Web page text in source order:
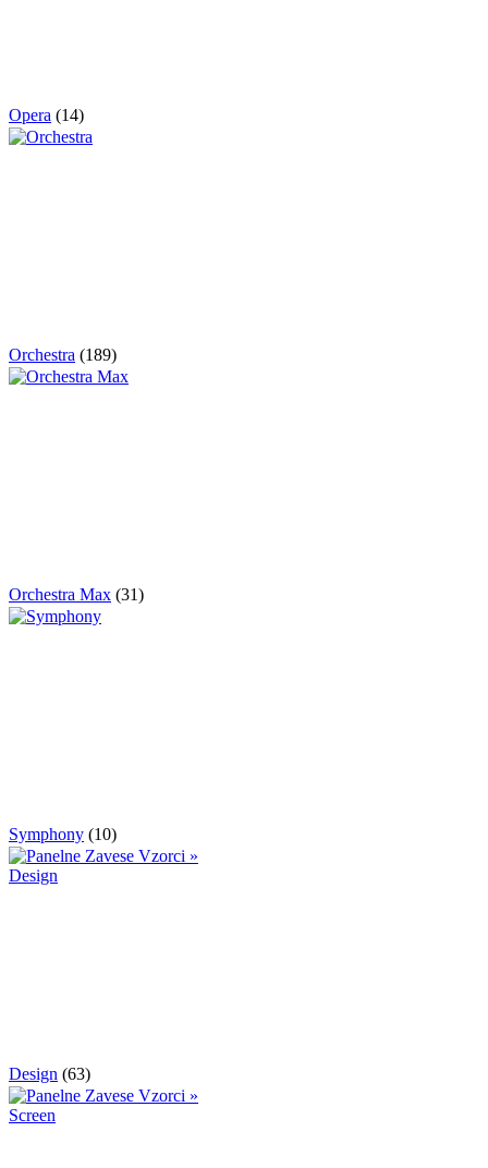
Opera (14)
Orchestra (189)
Orchestra Max (31)
Symphony (10)
Design (63)